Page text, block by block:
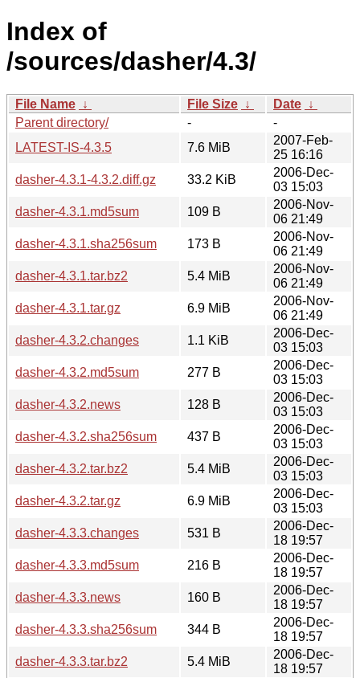
Index of
/sources/dasher/4.3/
File Name ↓ File Size ↓ Date ↓
Parent directory/
-
-
LATEST-IS-4.3.5
7.6 MiB
2007-Feb-
25 16:16
dasher-4.3.1-4.3.2.diff.gz
33.2 KiB
2006-Dec-
03 15:03
dasher-4.3.1.md5sum
109 B
2006-Nov-
06 21:49
dasher-4.3.1.sha256sum
173 B
2006-Nov-
06 21:49
dasher-4.3.1.tar.bz2
5.4 MiB
2006-Nov-
06 21:49
dasher-4.3.1.tar.gz
6.9 MiB
2006-Nov-
06 21:49
dasher-4.3.2.changes
1.1 KiB
2006-Dec-
03 15:03
dasher-4.3.2.md5sum
277 B
2006-Dec-
03 15:03
dasher-4.3.2.news
128 B
2006-Dec-
03 15:03
dasher-4.3.2.sha256sum
437 B
2006-Dec-
03 15:03
dasher-4.3.2.tar.bz2
5.4 MiB
2006-Dec-
03 15:03
dasher-4.3.2.tar.gz
6.9 MiB
2006-Dec-
03 15:03
dasher-4.3.3.changes
531 B
2006-Dec-
18 19:57
dasher-4.3.3.md5sum
216 B
2006-Dec-
18 19:57
dasher-4.3.3.news
160 B
2006-Dec-
18 19:57
dasher-4.3.3.sha256sum
344 B
2006-Dec-
18 19:57
dasher-4.3.3.tar.bz2
5.4 MiB
2006-Dec-
18 19:57